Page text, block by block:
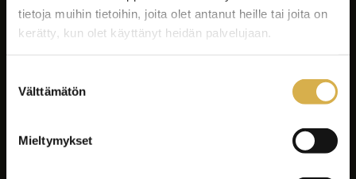
tietoja muihin tietoihin, joita olet antanut heille tai joita on
kerätty, kun olet käyttänyt heidän palvelujaan.
valinta
Välttämätön
Mieltymykset